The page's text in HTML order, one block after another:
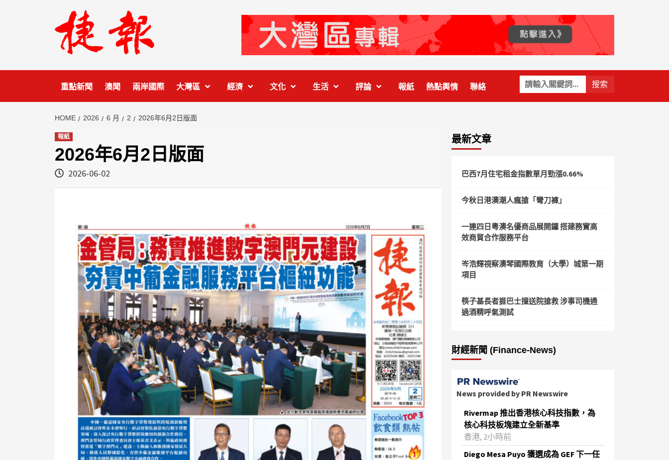
關
鍵
字:
重點新聞 澳聞 兩岸國際 大灣區 經濟 文化 生活 評論 報紙 熱點輿情 聯絡
HOME 2026 6 月 2 2026年6月2日版面
報紙
2026年6月2日版面
2026-06-02
最新文章
巴西7月住宅租金指數單月勁漲0.66%
今秋日港澳潮人瘋搶「彎刀褲」
一連四日粵澳名優商品展開鑼 搭建務實高
效商貿合作服務平台
岑浩輝視察澳琴國際教育（大學）城第一期
項目
筷子基長者捱巴士撞送院搶救 涉事司機通
過酒精呼氣測試
財經新聞 (Finance-News)
News provided by PR Newswire
Rivermap 推出香港核心科技指數，為
核心科技板塊建立全新基準
香港, 2小時前
Diego Mesa Puyo 獲選成為 GEF 下一任